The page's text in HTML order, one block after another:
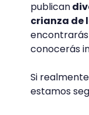
publican
crianza de
encontrarás
conocerás
Si
estamos